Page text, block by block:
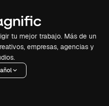
tu mejor trabajo. Más de un
empresas, agencias y